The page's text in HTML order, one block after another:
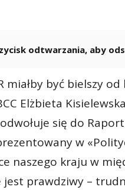
odtwarzania, aby
miałby być bielszy
Elżbieta
się do
w
naszego kraju w
jest prawdziwy –